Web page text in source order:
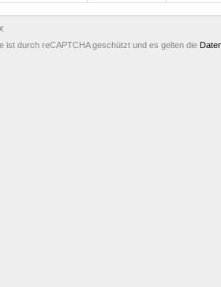
ist durch reCAPTCHA geschützt und es gelten die